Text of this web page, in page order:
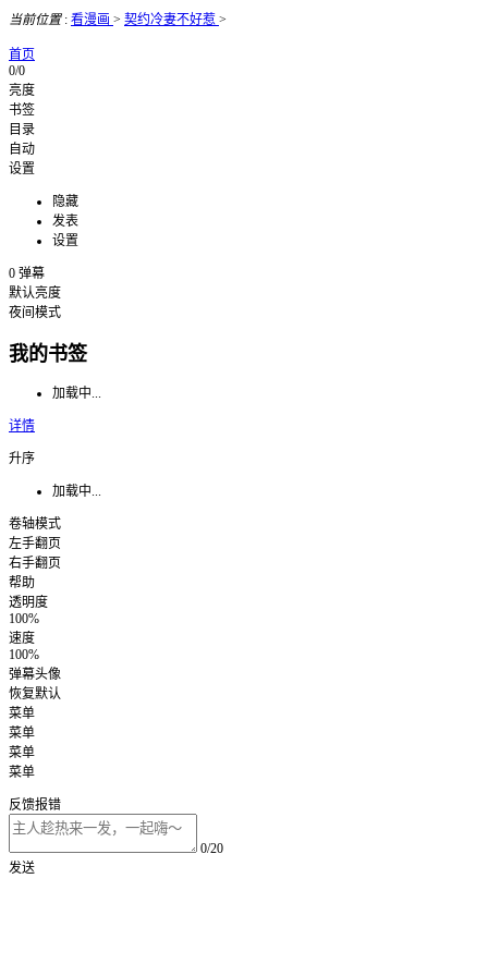
当前位置: 看漫画 > 契约冷妻不好惹 >
首页
0/0
亮度
书签
目录
自动
设置
隐藏
发表
设置
0 弹幕
默认亮度
夜间模式
我的书签
加载中...
详情
升序
加载中...
卷轴模式
左手翻页
右手翻页
帮助
透明度
100%
速度
100%
弹幕头像
恢复默认
菜单
菜单
菜单
菜单
反馈报错
0/20
发送